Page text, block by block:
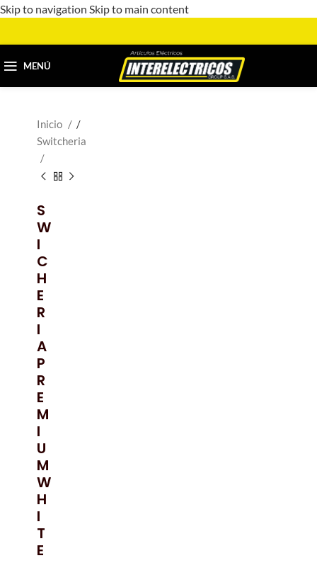
Skip to navigation Skip to main content
MENÚ
Inicio
/
Switcheria
S
W
I
C
H
E
R
I
A
P
R
E
M
I
U
M
W
H
I
T
E